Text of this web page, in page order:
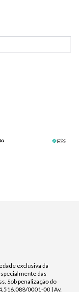
exclusiva da
das
Sob penalização do
0001-00 | Av.